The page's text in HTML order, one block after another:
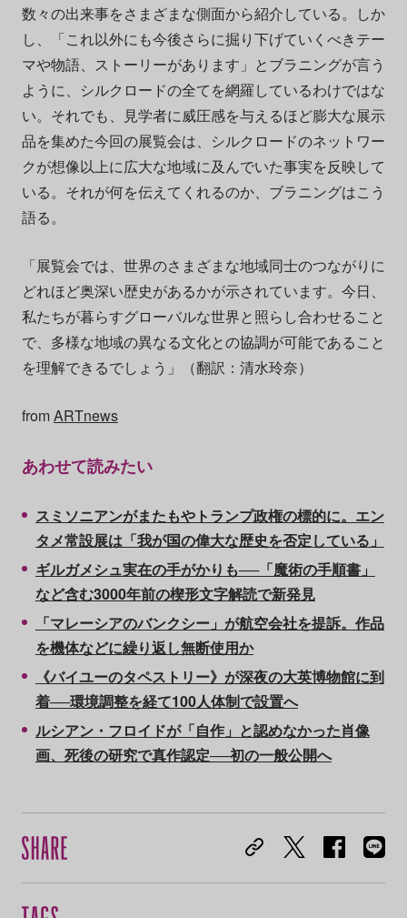
数々の出来事をさまざまな側面から紹介している。しか
し、「これ以外にも今後さらに掘り下げていくべきテー
マや物語、ストーリーがあります」とブラニングが言う
ように、シルクロードの全てを網羅しているわけではな
い。それでも、見学者に威圧感を与えるほど膨大な展示
品を集めた今回の展覧会は、シルクロードのネットワー
クが想像以上に広大な地域に及んでいた事実を反映して
いる。それが何を伝えてくれるのか、ブラニングはこう
語る。
「展覧会では、世界のさまざまな地域同士のつながりに
どれほど奥深い歴史があるかが示されています。今日、
私たちが暮らすグローバルな世界と照らし合わせること
で、多様な地域の異なる文化との協調が可能であること
を理解できるでしょう」（翻訳：清水玲奈）
fromARTnews
あわせて読みたい
スミソニアンがまたもやトランプ政権の標的に。エン
タメ常設展は「我が国の偉大な歴史を否定している」
ギルガメシュ実在の手がかりも──「魔術の手順書」
など含む3000年前の楔形文字解読で新発見
「マレーシアのバンクシー」が航空会社を提訴。作品
を機体などに繰り返し無断使用か
《バイユーのタペストリー》が深夜の大英博物館に到
着──環境調整を経て100人体制で設置へ
ルシアン・フロイドが「自作」と認めなかった肖像
画、死後の研究で真作認定──初の一般公開へ